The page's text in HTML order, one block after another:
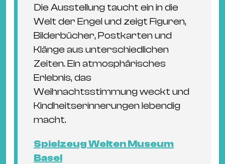
Die Ausstellung taucht ein in die
Welt der Engel und zeigt Figuren,
Bilderbücher, Postkarten und
Klänge aus unterschiedlichen
Zeiten. Ein atmosphärisches
Erlebnis, das
Weihnachtsstimmung weckt und
Kindheitserinnerungen lebendig
macht.
Spielzeug Welten Museum
Basel